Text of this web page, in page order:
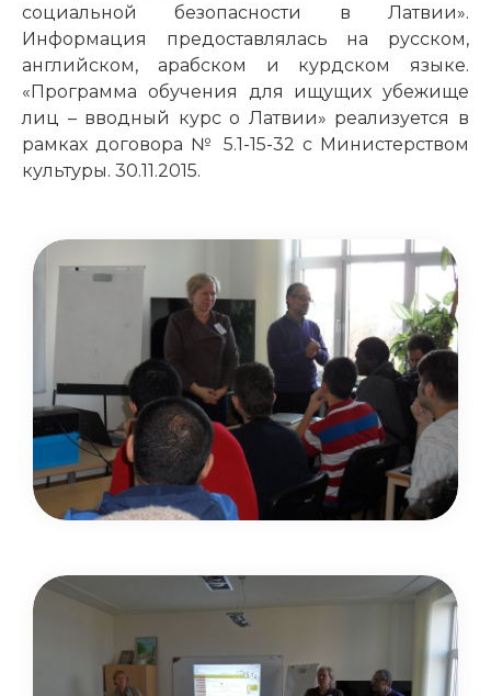
социальной безопасности в Латвии».
Информация предоставлялась на русском,
английском, арабском и курдском языке.
«Программа обучения для ищущих убежище
лиц – вводный курс о Латвии» реализуется в
рамках договора № 5.1-15-32 с Министерством
культуры. 30.11.2015.